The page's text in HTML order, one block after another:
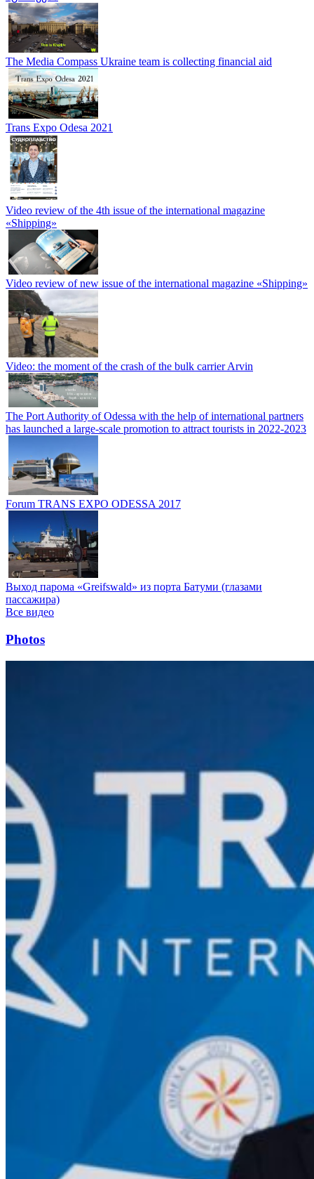
The Media Compass Ukraine team is collecting financial aid
Trans Expo Odesa 2021
Video review of the 4th issue of the international magazine
«Shipping»
Video review of new issue of the international magazine «Shipping»
Video: the moment of the crash of the bulk carrier Arvin
The Port Authority of Odessa with the help of international partners
has launched a large-scale promotion to attract tourists in 2022-2023
Forum TRANS EXPO ODESSA 2017
Выход парома «Greifswald» из порта Батуми (глазами
пассажира)
Все видео
Photos